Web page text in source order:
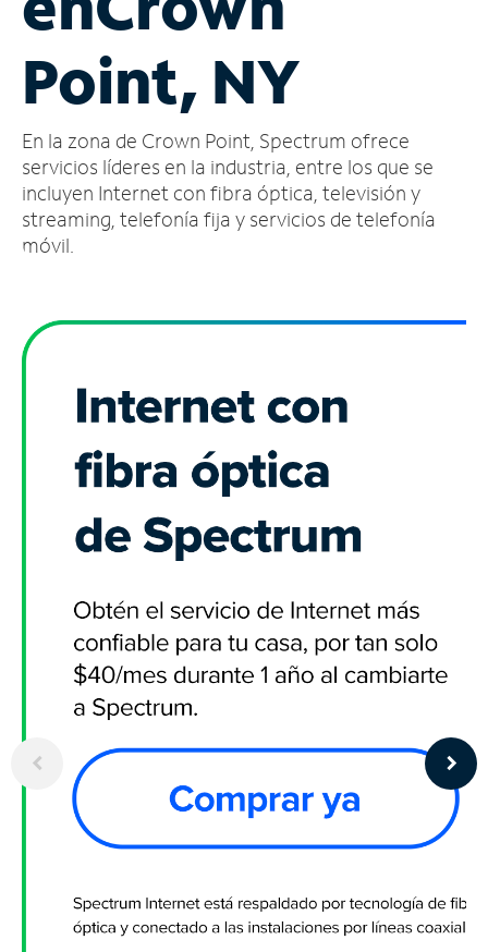
cuenta
Encuentra
tienda
Point, NY
En la zona de Crown Point, Spectrum ofrece
servicios líderes en la industria, entre los que se
incluyen Internet con fibra óptica, televisión y
streaming, telefonía fija y servicios de telefonía
móvil.